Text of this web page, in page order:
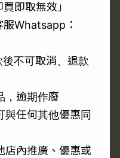
即取無效」
服Whatsapp：
不可取消、退款
，逾期作廢
與任何其他優惠同
店內推廣、優惠或